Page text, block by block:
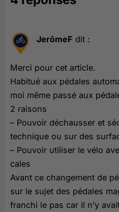
JerômeF dit :
Merci pour cet article.
Habitué aux pédales
moi même passé aux
2 raisons
– Pouvoir déchausser et
technique ou sur des
– Pouvoir utiliser le vélo
cales
Avant ce changement de
sur le sujet des pédales
franchi le pas car il n’y